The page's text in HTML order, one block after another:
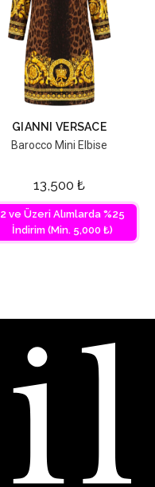
GIANNI VERSACE
Barocco Mini Elbise
13,500 ₺
2 ve Üzeri Alımlarda %25
İndirim (Min. 5,000 ₺)